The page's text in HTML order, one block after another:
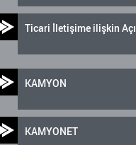
Ticari İletişime ilişkin
KAMYON
KAMYONET